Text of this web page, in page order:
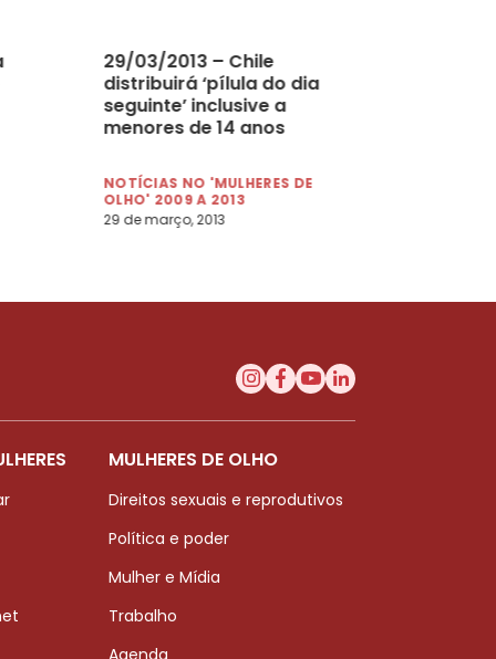
29/03/2013 – Chile
distribuirá ‘pílula do dia
seguinte’ inclusive a
menores de 14 anos
NOTÍCIAS NO 'MULHERES DE
OLHO' 2009 A 2013
29 de março, 2013
MULHERES DE OLHO
Direitos sexuais e reprodutivos
Política e poder
Mulher e Mídia
Trabalho
Agenda